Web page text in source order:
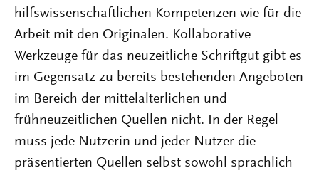
hilfswissenschaftlichen Kompetenzen wie für die
Arbeit mit den Originalen. Kollaborative
Werkzeuge für das neuzeitliche Schriftgut gibt es
im Gegensatz zu bereits bestehenden Angeboten
im Bereich der mittelalterlichen und
frühneuzeitlichen Quellen nicht. In der Regel
muss jede Nutzerin und jeder Nutzer die
präsentierten Quellen selbst sowohl sprachlich